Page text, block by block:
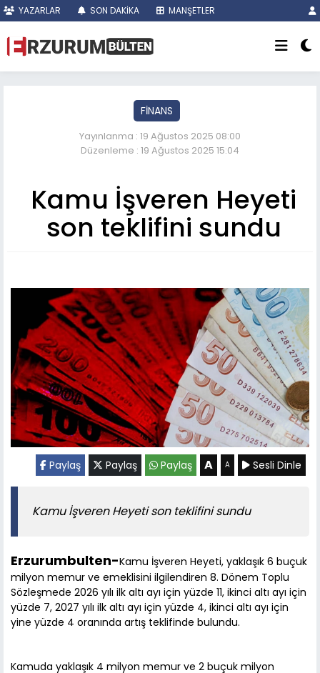
YAZARLAR SON DAKİKA MANŞETLER
FİNANS
Yayınlanma : 19 Ağustos 2025 08:00
Düzenleme : 19 Ağustos 2025 15:04
Kamu İşveren Heyeti
son teklifini sundu
Paylaş Paylaş Paylaş A A Sesli Dinle
Kamu İşveren Heyeti son teklifini sundu
Erzurumbulten-Kamu İşveren Heyeti, yaklaşık 6 buçuk
milyon memur ve emeklisini ilgilendiren 8. Dönem Toplu
Sözleşmede 2026 yılı ilk altı ayı için yüzde 11, ikinci altı ayı için
yüzde 7, 2027 yılı ilk altı ayı için yüzde 4, ikinci altı ayı için
yine yüzde 4 oranında artış teklifinde bulundu.
Kamuda yaklaşık 4 milyon memur ve 2 buçuk milyon